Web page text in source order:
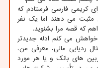
کریمی فارسی فرستادم که
مثبت می دهند اما یک نفر
که قصه مرا بشنوید.
خواهش می کنم ادله جدیدتر
ردیابی مالی، معرفی من،
های بانک و یا هر مورد